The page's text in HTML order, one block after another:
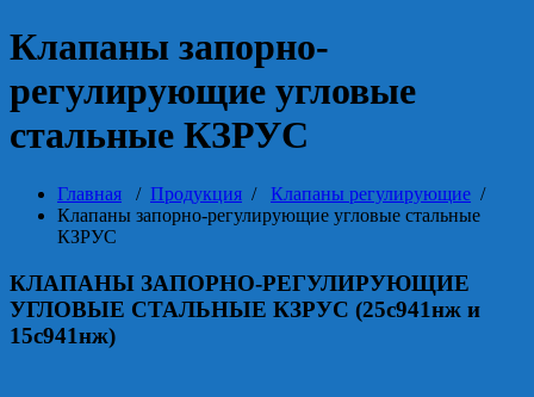
Клапаны запорно-
регулирующие угловые
стальные КЗРУС
Главная / Продукция / Клапаны регулирующие /
Клапаны запорно-регулирующие угловые стальные
КЗРУС
КЛАПАНЫ ЗАПОРНО-РЕГУЛИРУЮЩИЕ
УГЛОВЫЕ СТАЛЬНЫЕ КЗРУС (25с941нж и
15с941нж)